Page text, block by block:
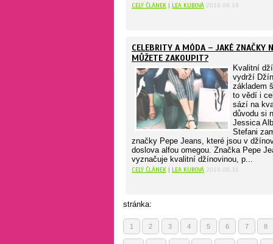
CELÝ ČLÁNEK | LEA KUBOVÁ 2019.09.19
CELEBRITY A MÓDA – JAKÉ ZNAČKY
MŮŽETE ZAKOUPIT?
Kvalitní
vydrží
základem
to vědí i
sází na
důvodu si
Jessica
Stefani
značky Pepe Jeans, které jsou v
doslova alfou omegou. Značka Pepe
vyznačuje kvalitní džínovinou, p...
CELÝ ČLÁNEK | LEA KUBOVÁ 2019.08.31
stránka:
1 2 3 4 5 6 7 8